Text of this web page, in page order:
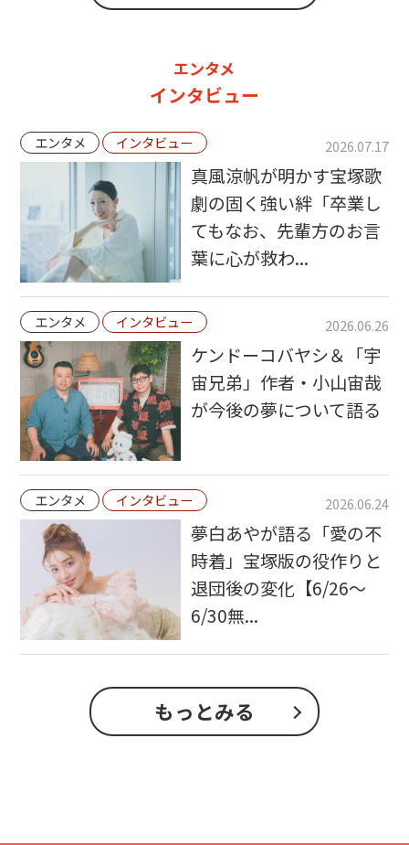
エンタメ
インタビュー
エンタメ インタビュー 2026.07.17
真風涼帆が明かす宝塚歌
劇の固く強い絆「卒業し
てもなお、先輩方のお言
葉に心が救わ...
エンタメ インタビュー 2026.06.26
ケンドーコバヤシ＆「宇
宙兄弟」作者・小山宙哉
が今後の夢について語る
エンタメ インタビュー 2026.06.24
夢白あやが語る「愛の不
時着」宝塚版の役作りと
退団後の変化【6/26～
6/30無...
もっとみる